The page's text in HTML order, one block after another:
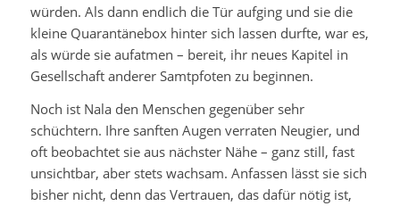
würden. Als dann endlich die Tür aufging und sie die
kleine Quarantänebox hinter sich lassen durfte, war es,
als würde sie aufatmen – bereit, ihr neues Kapitel in
Gesellschaft anderer Samtpfoten zu beginnen.
Noch ist Nala den Menschen gegenüber sehr
schüchtern. Ihre sanften Augen verraten Neugier, und
oft beobachtet sie aus nächster Nähe – ganz still, fast
unsichtbar, aber stets wachsam. Anfassen lässt sie sich
bisher nicht, denn das Vertrauen, das dafür nötig ist,